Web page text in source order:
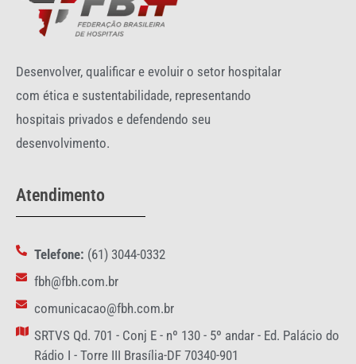
Desenvolver, qualificar e evoluir o setor hospitalar
com ética e sustentabilidade, representando
hospitais privados e defendendo seu
desenvolvimento.
Atendimento
Telefone: (61) 3044-0332
fbh@fbh.com.br
comunicacao@fbh.com.br
SRTVS Qd. 701 - Conj E - nº 130 - 5º andar - Ed. Palácio do
Rádio I - Torre III Brasília-DF 70340-901